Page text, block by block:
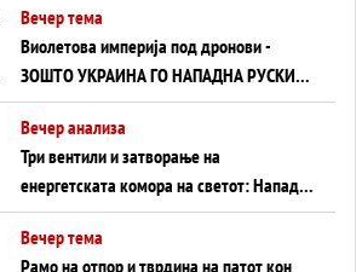
Вечер тема
Виолетова империја под дронови -
ЗОШТО УКРАИНА ГО НАПАДНА РУСКИОТ
WILDBERRIES
Вечер анализа
Три вентили и затворање на
енергетската комора на светот: Нападот
во Суец најавува глобален енергетски
инфаркт?
Вечер тема
Рамо на отпор и тврдина на патот кон